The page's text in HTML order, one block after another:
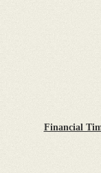
Financial